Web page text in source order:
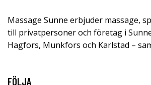
Massage Sunne erbjuder massage,
till privatpersoner och företag i
Hagfors, Munkfors och Karlstad –
FÖLJA